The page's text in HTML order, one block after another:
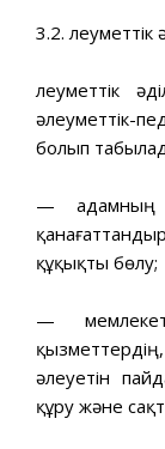
3.2.
Әлеуметтік
әлеуметтік-
болып
— адамның
құқықты бөлу;
—
әлеуетін
құру және